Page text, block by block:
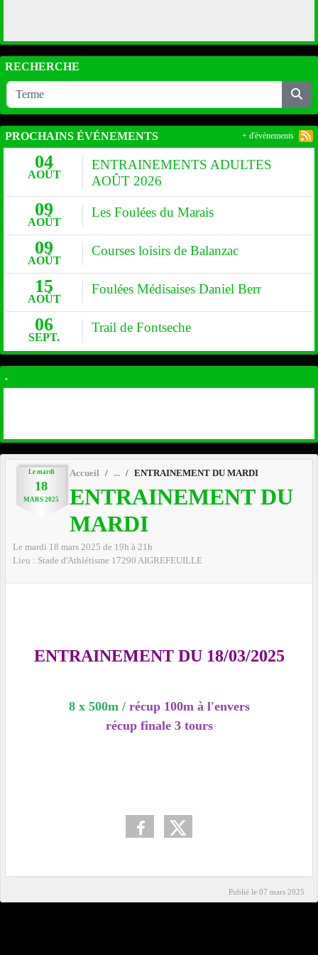
Le mardi
18
MARS 2025
Accueil ENTRAINEMENT DU MARDI
ENTRAINEMENT DU
MARDI
Le mardi 18 mars 2025 de 19h à 21h
Lieu : Stade d'Athlétisme 17290 AIGREFEUILLE
ENTRAINEMENT DU 18/03/2025
8 x 500m / récup 100m à l'envers
récup finale 3tours
Publié le 07 mars 2025
RECHERCHE
PROCHAINS ÉVÉNEMENTS
04
AOÛT
ENTRAINEMENTS ADULTES
AOÛT 2026
09
AOÛT
Les Foulées du Marais
09
AOÛT
Courses loisirs de Balanzac
15
AOÛT
Foulées Médisaises Daniel Berr
06
SEPT.
Trail de Fontseche
+ d'évènements
.